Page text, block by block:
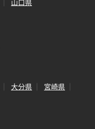
山口県
大分県
宮崎県